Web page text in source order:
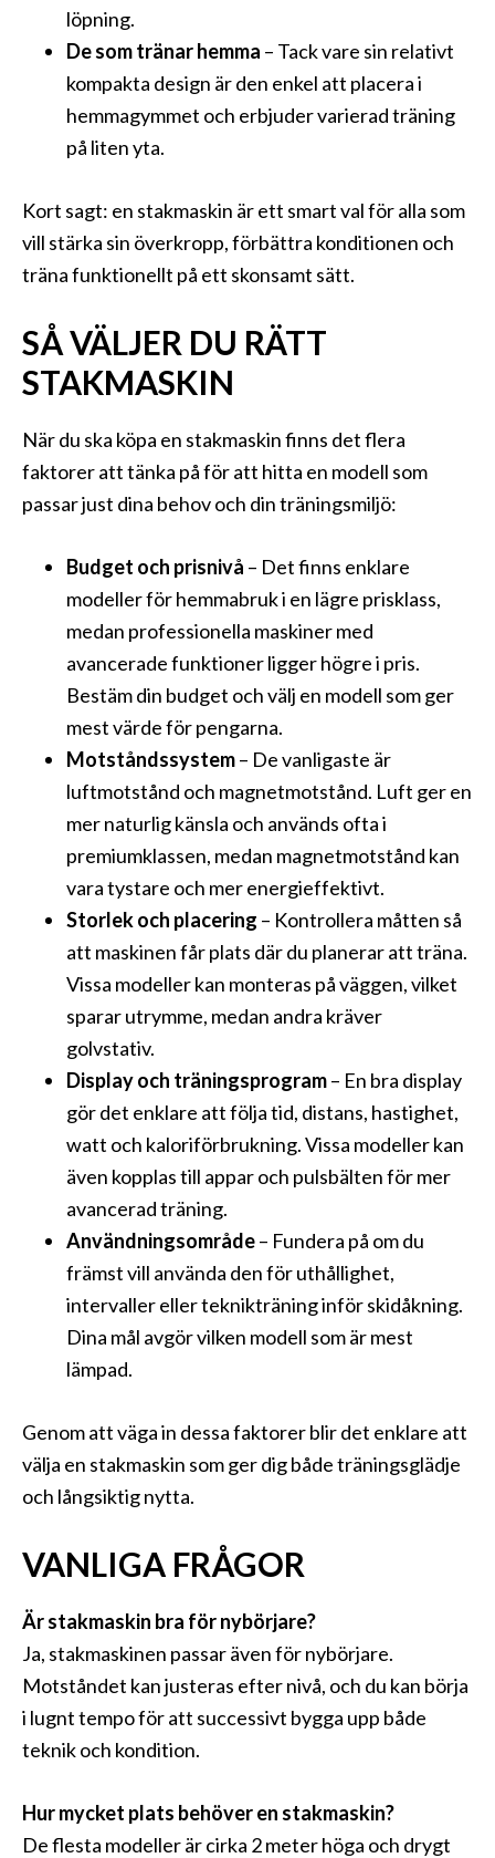
löpning.
De som tränar hemma – Tack vare sin relativt
kompakta design är den enkel att placera i
hemmagymmet och erbjuder varierad träning
på liten yta.
Kort sagt: en stakmaskin är ett smart val för alla som
vill stärka sin överkropp, förbättra konditionen och
träna funktionellt på ett skonsamt sätt.
SÅ VÄLJER DU RÄTT
STAKMASKIN
När du ska köpa en stakmaskin finns det flera
faktorer att tänka på för att hitta en modell som
passar just dina behov och din träningsmiljö:
Budget och prisnivå – Det finns enklare
modeller för hemmabruk i en lägre prisklass,
medan professionella maskiner med
avancerade funktioner ligger högre i pris.
Bestäm din budget och välj en modell som ger
mest värde för pengarna.
Motståndssystem– De vanligaste är
luftmotstånd och magnetmotstånd. Luft ger en
mer naturlig känsla och används ofta i
premiumklassen, medan magnetmotstånd kan
vara tystare och mer energieffektivt.
Storlek och placering – Kontrollera måtten så
att maskinen får plats där du planerar att träna.
Vissa modeller kan monteras på väggen, vilket
sparar utrymme, medan andra kräver
golvstativ.
Display och träningsprogram– En bra display
gör det enklare att följa tid, distans, hastighet,
watt och kaloriförbrukning. Vissa modeller kan
även kopplas till appar och pulsbälten för mer
avancerad träning.
Användningsområde– Fundera på om du
främst vill använda den för uthållighet,
intervaller eller teknikträning inför skidåkning.
Dina mål avgör vilken modell som är mest
lämpad.
Genom att väga in dessa faktorer blir det enklare att
välja en stakmaskin som ger dig både träningsglädje
och långsiktig nytta.
VANLIGA FRÅGOR
Är stakmaskin bra för nybörjare?
Ja, stakmaskinen passar även för nybörjare.
Motståndet kan justeras efter nivå, och du kan börja
i lugnt tempo för att successivt bygga upp både
teknik och kondition.
Hur mycket plats behöver en stakmaskin?
De flesta modeller är cirka 2 meter höga och drygt